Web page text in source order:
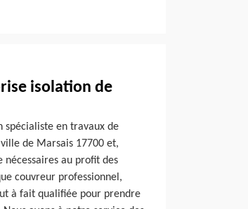
isolation de
spécialiste en travaux de
de Marsais 17700 et,
au profit des
couvreur professionnel,
à fait qualifiée pour prendre